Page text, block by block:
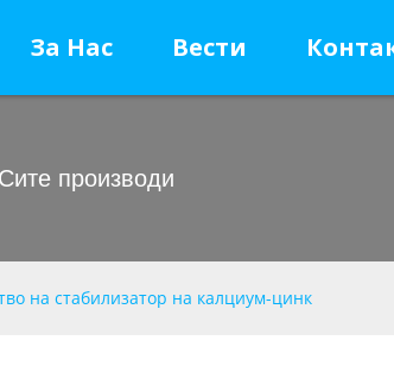
За Нас Вести
Сите производи
на стабилизатор на калциум-цинк